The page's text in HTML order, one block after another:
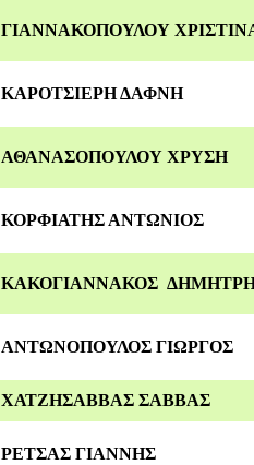
ΓΙΑΝΝΑΚΟΠΟΥΛΟΥ
ΚΑΡΟΤΣΙΕΡΗ ΔΑΦΝΗ
ΑΘΑΝΑΣΟΠΟΥΛΟΥ ΧΡΥΣΗ
ΚΟΡΦΙΑΤΗΣ ΑΝΤΩΝΙΟΣ
ΚΑΚΟΓΙΑΝΝΑΚΟΣ
ΑΝΤΩΝΟΠΟΥΛΟΣ ΓΙΩΡΓΟΣ
ΧΑΤΖΗΣΑΒΒΑΣ ΣΑΒΒΑΣ
ΡΕΤΣΑΣ ΓΙΑΝΝΗΣ